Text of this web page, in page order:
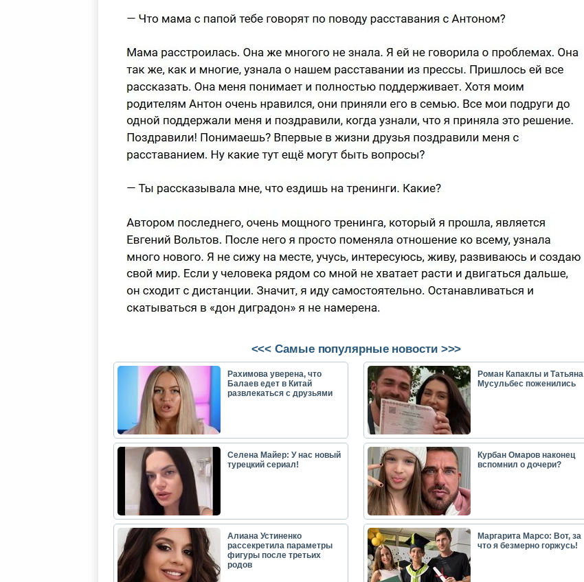
<<< Самые популярные новости >>>
Рахимова уверена, что
Балаев едет в Китай
развлекаться с друзьями
Роман Капаклы и Татьяна
Мусульбес поженились
Селена Майер: У нас новый
турецкий сериал!
Курбан Омаров наконец
вспомнил о дочери?
Алиана Устиненко
рассекретила параметры
фигуры после третьих
родов
Маргарита Марсо: Вот, за
что я безмерно горжусь!